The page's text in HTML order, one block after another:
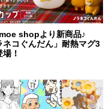
shopより新商品♪
ネコぐんだん」耐熱マグ3
！